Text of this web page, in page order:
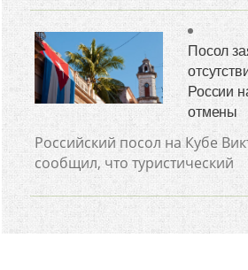
Посол
России
отмены
Российский посол на Кубе
сообщил, что туристический